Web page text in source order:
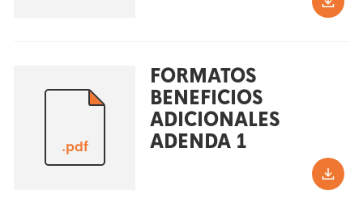
.pdf
FORMATOS
BENEFICIOS
ADICIONALES
ADENDA 1